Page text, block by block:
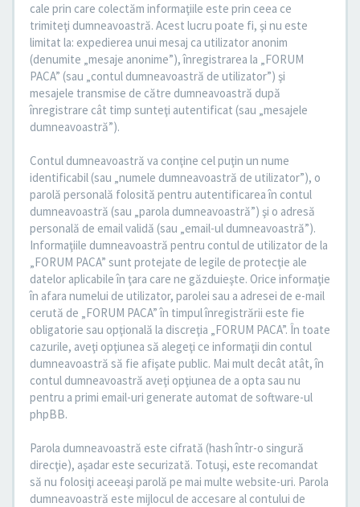
cale prin care colectăm informaţiile este prin ceea ce
trimiteţi dumneavoastră. Acest lucru poate fi, şi nu este
limitat la: expedierea unui mesaj ca utilizator anonim
(denumite „mesaje anonime”), înregistrarea la „FORUM
PACA” (sau „contul dumneavoastră de utilizator”) şi
mesajele transmise de către dumneavoastră după
înregistrare cât timp sunteţi autentificat (sau „mesajele
dumneavoastră”).
Contul dumneavoastră va conţine cel puţin un nume
identificabil (sau „numele dumneavoastră de utilizator”), o
parolă personală folosită pentru autentificarea în contul
dumneavoastră (sau „parola dumneavoastră”) şi o adresă
personală de email validă (sau „email-ul dumneavoastră”).
Informaţiile dumneavoastră pentru contul de utilizator de la
„FORUM PACA” sunt protejate de legile de protecţie ale
datelor aplicabile în ţara care ne găzduieşte. Orice informaţie
în afara numelui de utilizator, parolei sau a adresei de e-mail
cerută de „FORUM PACA” în timpul înregistrării este fie
obligatorie sau opţională la discreţia „FORUM PACA”. În toate
cazurile, aveţi opţiunea să alegeţi ce informaţii din contul
dumneavoastră să fie afişate public. Mai mult decât atât, în
contul dumneavoastră aveţi opţiunea de a opta sau nu
pentru a primi email-uri generate automat de software-ul
phpBB.
Parola dumneavoastră este cifrată (hash într-o singură
direcţie), aşadar este securizată. Totuşi, este recomandat
să nu folosiţi aceeaşi parolă pe mai multe website-uri. Parola
dumneavoastră este mijlocul de accesare al contului de